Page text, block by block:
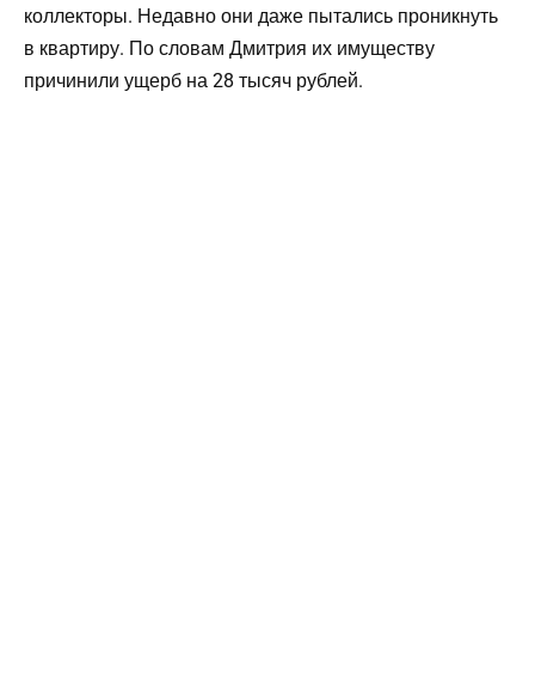
коллекторы. Недавно они даже пытались проникнуть
в квартиру. По словам Дмитрия их имуществу
причинили ущерб на 28 тысяч рублей.